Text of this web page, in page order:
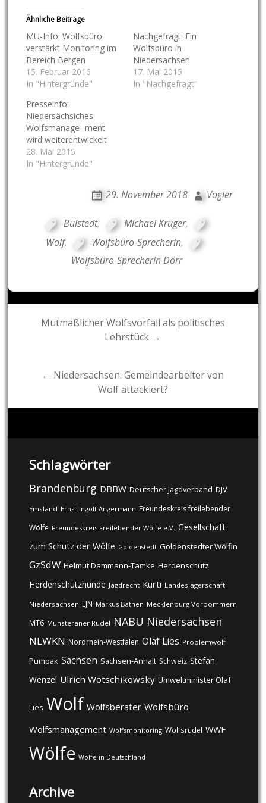
Ähnliche Beiträge
MU-Info: Wolfsbüro
verstärkt Monitoring im
Bereich Bergen
15. Februar 2016
In "Hintergründe"
Nachgefragt: Ein
Wolfsbüro in
Niedersachsen
17. Mai 2015
In "Nachgefragt"
Presseinfo:
Niedersächsiches
Wolfsmanage- ment
wird weiterentwickelt
28. Mai 2015
In "Hintergründe"
29. November 2018 Vogler
Bülstedt, Michael Krüger,
Wolf, Wolfsbüro-Sprecherin,
Wolfsbüro-Sprecherin Dörr
Post
navigation
Mutmaßlicher Wolfsvorfall als politisches
Lehrstück →
← Niedersachsen: Gemeindearbeiter von
Wolf attackiert?
Schlagwörter
Brandenburg DBBW Deutscher Jagdverband DJV
Emsland Ernst-Ingolf Angermann Freundeskreis freilebender
Wölfe Freundeskreis Freilebender Wölfe e.V. Gesellschaft
zum Schutz der Wölfe Goldenstedt Goldenstedter Wölfin
GzSdW Helmut Dammann-Tamke Herdenschutz
Herdenschutzhunde Jagdrecht Kurti Landesjägerschaft
Niedersachsen LJN Markus Bathen Mecklenburg Vorpommern
MT6 Munsteraner Rudel NABU Niedersachsen
NLWKN Nordrhein-Westfalen Olaf Lies Problemwolf
Pumpak Sachsen Sachsen-Anhalt Schweiz Stefan
Wenzel Ulrich Wotschikowsky Umweltminister Olaf
Lies Wolf Wolfsberater Wolfsbüro
Wolfsmanagement Wolfsmonitoring Wolfsrudel WWF
Wölfe Wölfe in Deutschland
Archive